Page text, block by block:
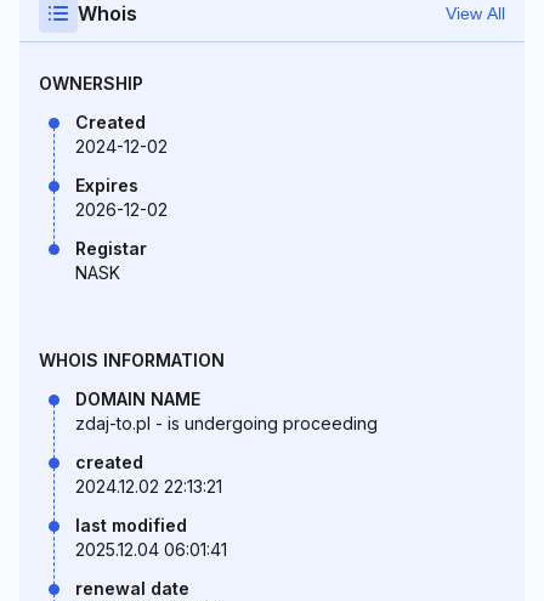
Whois View All
OWNERSHIP
Created
2024-12-02
Expires
2026-12-02
Registar
NASK
WHOIS INFORMATION
DOMAIN NAME
zdaj-to.pl - is undergoing proceeding
created
2024.12.02 22:13:21
last modified
2025.12.04 06:01:41
renewal date